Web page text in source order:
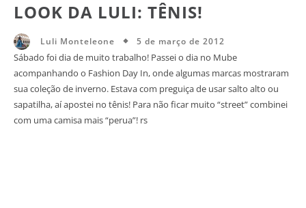
LOOK DA LULI: TÊNIS!
Luli Monteleone 5 de março de 2012
Sábado foi dia de muito trabalho! Passei o dia no Mube
acompanhando o Fashion Day In, onde algumas marcas mostraram
sua coleção de inverno. Estava com preguiça de usar salto alto ou
sapatilha, aí apostei no tênis! Para não ficar muito “street” combinei
com uma camisa mais “perua”! rs